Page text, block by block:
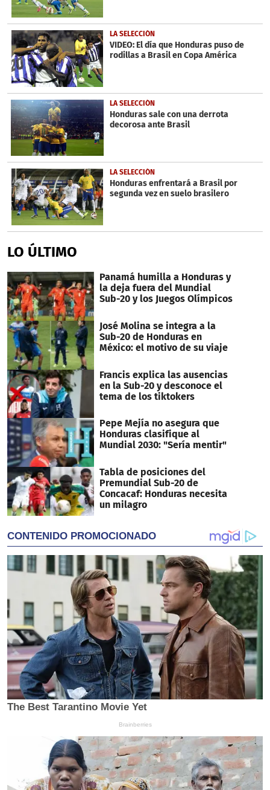
LA SELECCIÓN
VIDEO: El día que Honduras puso de
rodillas a Brasil en Copa América
LA SELECCIÓN
Honduras sale con una derrota
decorosa ante Brasil
LA SELECCIÓN
Honduras enfrentará a Brasil por
segunda vez en suelo brasilero
LO ÚLTIMO
Panamá humilla a Honduras y
la deja fuera del Mundial
Sub-20 y los Juegos Olímpicos
José Molina se integra a la
Sub-20 de Honduras en
México: el motivo de su viaje
Francis explica las ausencias
en la Sub-20 y desconoce el
tema de los tiktokers
Pepe Mejía no asegura que
Honduras clasifique al
Mundial 2030: "Sería mentir"
Tabla de posiciones del
Premundial Sub-20 de
Concacaf: Honduras necesita
un milagro